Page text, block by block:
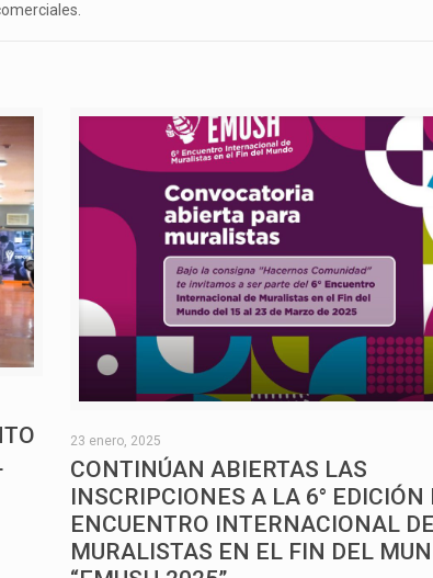
23 enero, 2025
CONTINÚAN ABIERTAS LAS
INSCRIPCIONES A LA 6° EDICIÓN
ENCUENTRO INTERNACIONAL DE
MURALISTAS EN EL FIN DEL